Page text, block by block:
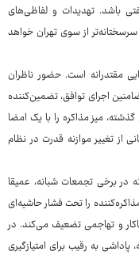
باشد. تهدیدات و لفاظی‌های
از سوی تهران خواهد
مقتدرانه است. حضور ناظران
اجرای توافق، تضمین‌کننده
میز مذاکره را با یک امضا
از تغییر موازنه قدرت در نظام
در برخی تجمعات شبانه، عمیقا
را تحت فشار حاشیه‌ای
و تهاجمی تضعیف می‌کند. در
پاداشی به رقیب برای امتیازگیری